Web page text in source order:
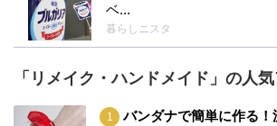
ベ...
暮らしニスタ
「リメイク・ハンドメイド」の人
バンダナで簡単に作る！